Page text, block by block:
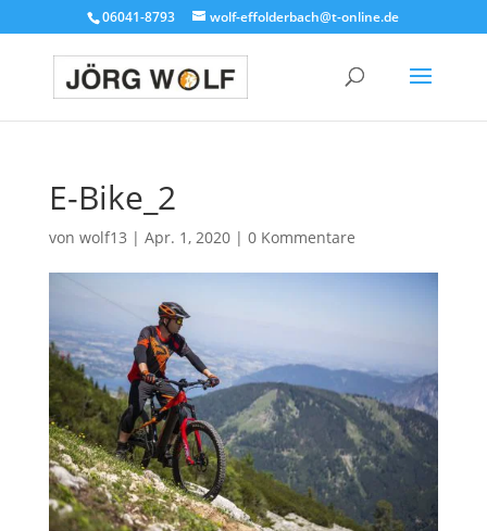
06041-8793 wolf-effolderbach@t-online.de
E-Bike_2
von wolf13 | Apr. 1, 2020| 0 Kommentare